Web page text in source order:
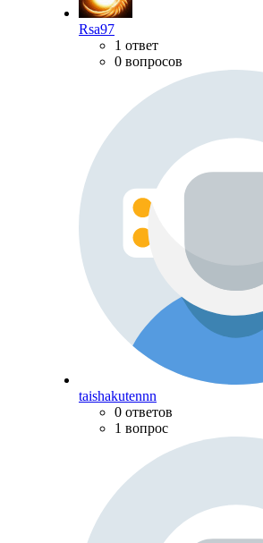
Rsa97
1 ответ
0 вопросов
taishakutennn
0 ответов
1 вопрос